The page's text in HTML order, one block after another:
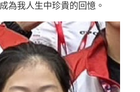
為我人生中珍貴的回憶。